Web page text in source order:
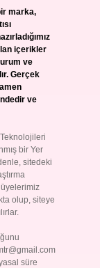
marka,
içerikler
ve
Gerçek
ve
bir Yer
sitedeki
olup, siteye
süre